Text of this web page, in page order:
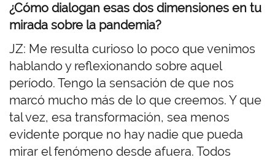
¿Cómo dialogan esas dos dimensiones en tu
mirada sobre la pandemia?
JZ: Me resulta curioso lo poco que venimos
hablando y reflexionando sobre aquel
período. Tengo la sensación de que nos
marcó mucho más de lo que creemos. Y que
tal vez, esa transformación, sea menos
evidente porque no hay nadie que pueda
mirar el fenómeno desde afuera. Todos